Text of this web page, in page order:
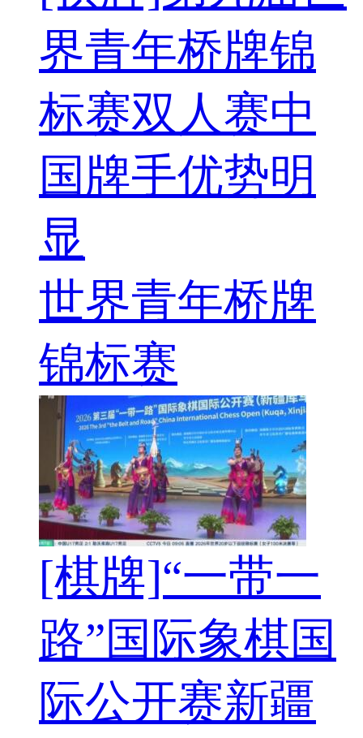
界青年桥牌锦
标赛双人赛中
国牌手优势明
显
世界青年桥牌
锦标赛
[棋牌]“一带一
路”国际象棋国
际公开赛新疆